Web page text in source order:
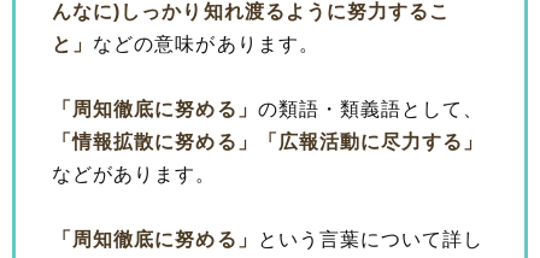
んなに)しっかり知れ渡るように努力するこ
と」 などの意味があります。
「周知徹底に努める」 の類語・類義語として、
「情報拡散に努める」
「広報活動に尽力する」
などがあります。
「周知徹底に努める」
という言葉について詳し